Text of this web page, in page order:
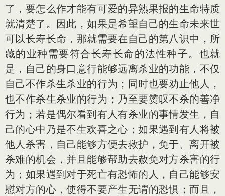
了，要怎么作才能有可爱的异熟果报的生命特质
就清楚了。因此，如果是希望自己的生命未来世
可以长寿长命，那就需要在自己的第八识中，所
藏的业种需要符合长寿长命的法性种子。也就
是，自己的身口意行能够远离杀业的功能，不仅
自己不作杀生杀业的行为；同时也要劝止他人，
也不作杀生杀业的行为；乃至要赞叹不杀的善净
行为；若是偶尔看到有人有杀业的事情发生，自
己的心中乃是不生欢喜之心；如果遇到有人将被
他人杀害，自己能够方便去救护，免于、离开被
杀难的机会，并且能够帮助去赦免对方杀害的行
为；如果遇到对于死亡有恐怖的人，自己能够安
慰对方的心，使得不要产生无谓的恐惧；而且，